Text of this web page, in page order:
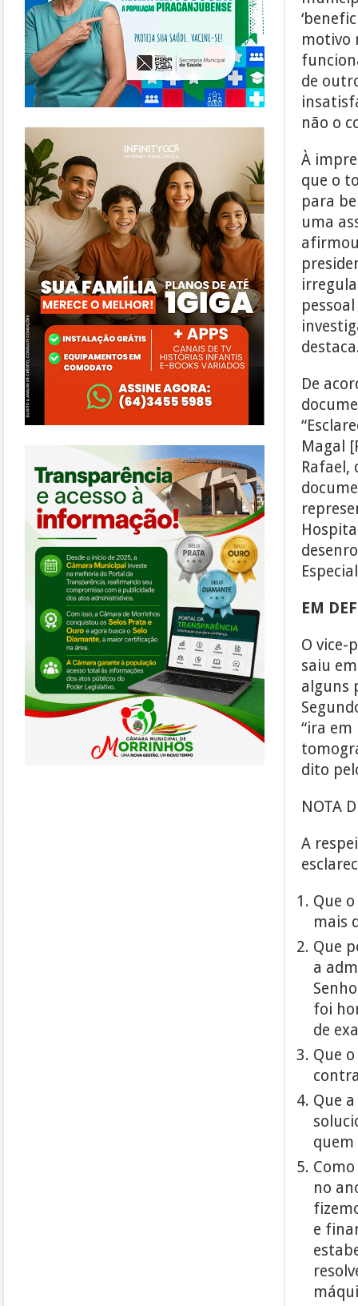
motivo
de
não o
À
que o
para
uma
De
Magal
Rafael,
EM
O vice-
saiu
alguns
“ira
dito
NOTA
A
Que
mais
Que
a
foi
de
Que
Que
no
e
https://www.infinitygo.com.br/
https://morrinhos.go.leg.br/